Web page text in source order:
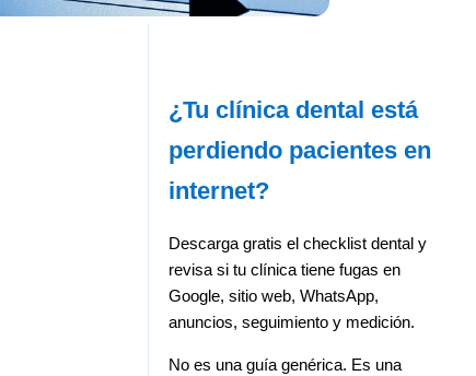
¿Tu clínica dental está
perdiendo pacientes en
internet?
Descarga gratis el checklist dental y
revisa si tu clínica tiene fugas en
Google, sitio web, WhatsApp,
anuncios, seguimiento y medición.
No es una guía genérica. Es una